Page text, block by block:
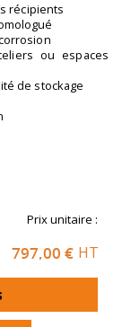
récipients
ou espaces
de stockage
Prix unitaire :
797,00 € HT